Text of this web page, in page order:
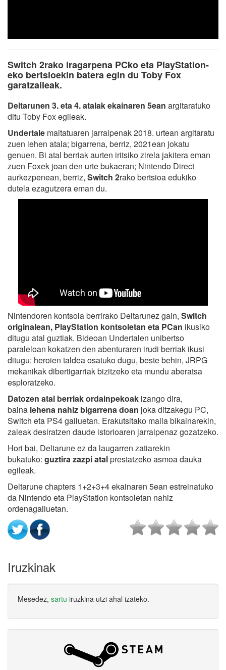
Switch 2rako iragarpena PCko eta PlayStation-
eko bertsioekin batera egin du Toby Fox
garatzaileak.
Deltarunen 3. eta 4. atalak ekainaren 5ean argitaratuko
ditu Toby Fox egileak.
Undertale maitatuaren jarraipenak 2018. urtean argitaratu
zuen lehen atala; bigarrena, berriz, 2021ean jokatu
genuen. Bi atal berriak aurten iritsiko zirela jakitera eman
zuen Foxek joan den urte bukaeran; Nintendo Direct
aurkezpenean, berriz, Switch 2rako bertsioa edukiko
dutela ezagutzera eman du.
Nintendoren kontsola berrirako Deltarunez gain, Switch
originalean, PlayStation kontsoletan eta PCan ikusiko
ditugu atal guztiak. Bideoan Undertalen unibertso
paraleloan kokatzen den abenturaren irudi berriak ikusi
ditugu: heroien taldea osatuko dugu, beste behin, JRPG
mekanikak dibertigarriak bizitzeko eta mundu aberatsa
esploratzeko.
Datozen atal berriak ordainpekoak izango dira,
baina lehena nahiz bigarrena doan joka ditzakegu PC,
Switch eta PS4 gailuetan. Erakutsitako maila bikainarekin,
zaleak desiratzen daude istorioaren jarraipenaz gozatzeko.
Hori bai, Deltarune ez da laugarren zatiarekin
bukatuko: guztira zazpi atalprestatzeko asmoa dauka
egileak.
Deltarune chapters 1+2+3+4 ekainaren 5ean estreinatuko
da Nintendo eta PlayStation kontsoletan nahiz
ordenagailuetan.
Iruzkinak
Mesedez, sartu iruzkina utzi ahal izateko.